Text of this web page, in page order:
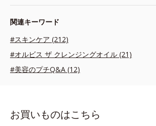
関連キーワード
#スキンケア (212)
#オルビス ザ クレンジングオイル (21)
#美容のプチQ&A (12)
お買いものはこちら